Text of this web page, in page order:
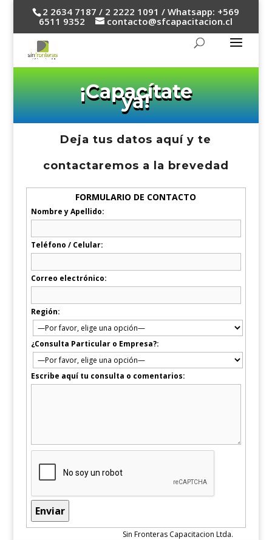
2 2634 7187 / 2 2222 1091 / Whatsapp: +569
6511 9352
contacto@sfcapacitacion.cl
¡Capacítate
ya!
Deja tus datos aquí y te
contactaremos a la brevedad
FORMULARIO DE CONTACTO
Nombre y Apellido:
Teléfono / Celular:
Correo electrónico:
Región:
¿Consulta Particular o Empresa?:
Escribe aquí tu consulta o comentarios:
Sin Fronteras Capacitacion Ltda.